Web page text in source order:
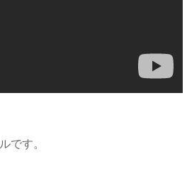
です。